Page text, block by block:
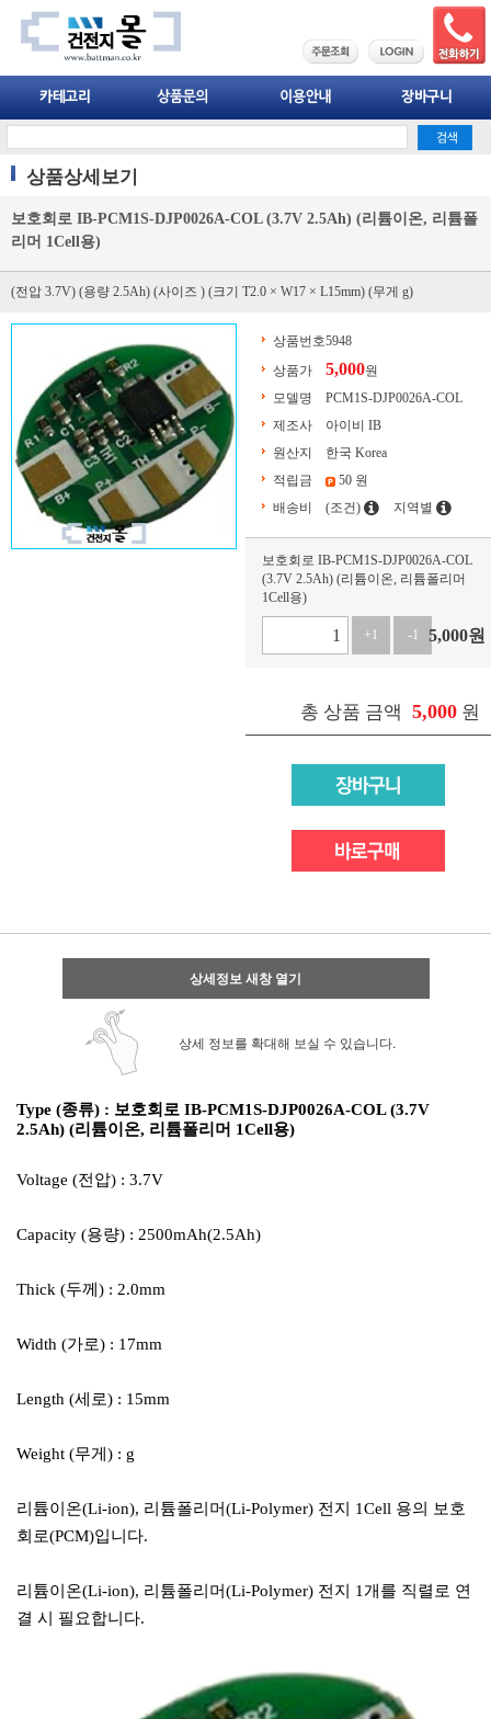
상품상세보기
보호회로 IB-PCM1S-DJP0026A-COL (3.7V 2.5Ah) (리튬이온, 리튬폴
리머 1Cell용)
(전압 3.7V) (용량 2.5Ah) (사이즈 ) (크기 T2.0 × W17 × L15mm) (무게 g)
상품번호5948
상품가
5,000원
모델명
PCM1S-DJP0026A-COL
제조사
아이비 IB
원산지
한국 Korea
적립금
50 원
배송비
(조건) 지역별
보호회로 IB-PCM1S-DJP0026A-COL
(3.7V 2.5Ah) (리튬이온, 리튬폴리머
1Cell용)
+1 -1 5,000원
총 상품 금액 5,000 원
상세정보 새창 열기
상세 정보를 확대해 보실 수 있습니다.
Type (종류) : 보호회로 IB-PCM1S-DJP0026A-COL (3.7V
2.5Ah) (리튬이온, 리튬폴리머 1Cell용)
Voltage (전압) : 3.7V
Capacity (용량) : 2500mAh(2.5Ah)
Thick (두께) : 2.0mm
Width (가로) : 17mm
Length (세로) : 15mm
Weight (무게) : g
리튬이온(Li-ion), 리튬폴리머(Li-Polymer) 전지 1Cell 용의 보호
회로(PCM)입니다.
리튬이온(Li-ion), 리튬폴리머(Li-Polymer) 전지 1개를 직렬로 연
결 시 필요합니다.